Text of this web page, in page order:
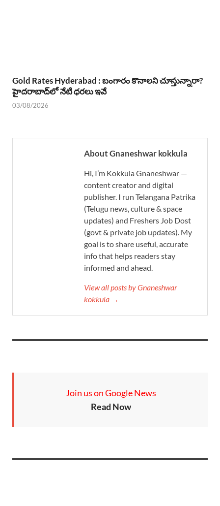
Gold Rates Hyderabad : బంగారం కొనాలని చూస్తున్నారా?
హైదరాబాద్‌లో నేటి ధరలు ఇవే
03/08/2026
About Gnaneshwar kokkula
Hi, I’m Kokkula Gnaneshwar —
content creator and digital
publisher. I run Telangana Patrika
(Telugu news, culture & space
updates) and Freshers Job Dost
(govt & private job updates). My
goal is to share useful, accurate
info that helps readers stay
informed and ahead.
View all posts by Gnaneshwar
kokkula →
Join us on Google News
Read Now